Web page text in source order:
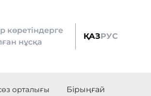
көретіндерге
нұсқа
ҚАЗРУС
орталығы
Бірыңғай